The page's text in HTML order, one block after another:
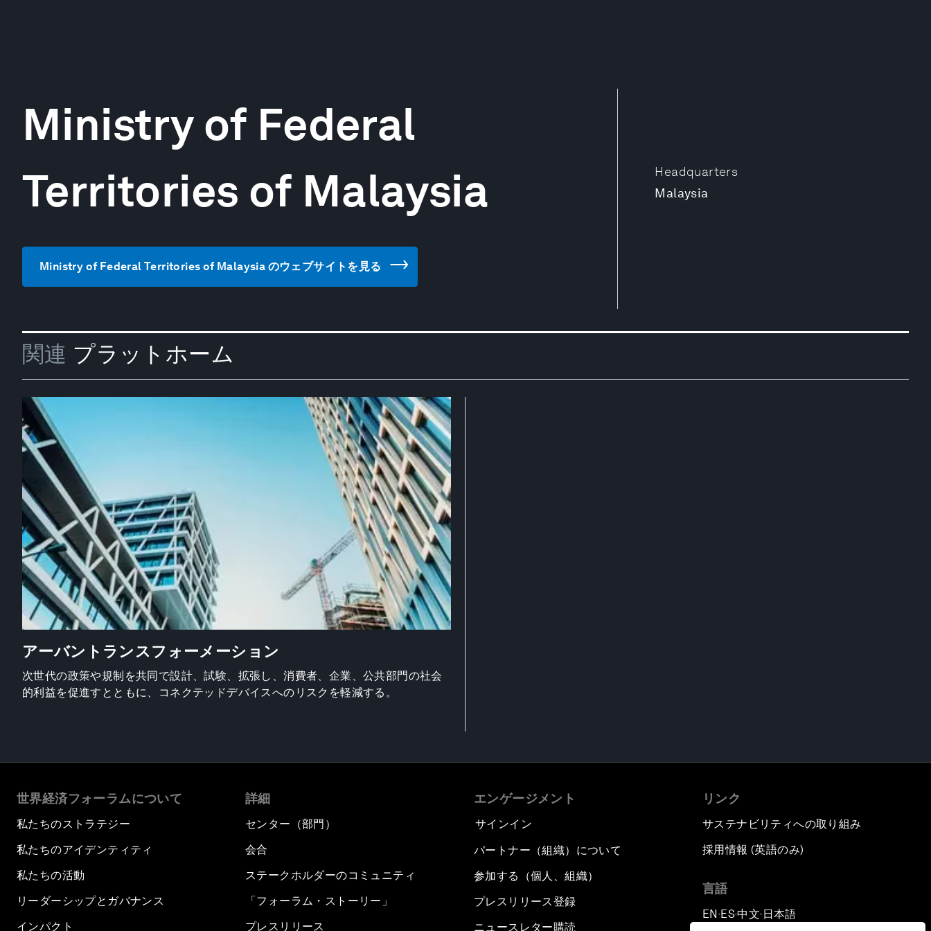
Headquarters
Malaysia
Ministry of Federal
Territories of Malaysia
Ministry of Federal Territories of Malaysia のウェブサイトを見る
関連 プラットホーム
アーバントランスフォーメーション
次世代の政策や規制を共同で設計、試験、拡張し、消費者、企業、公共部門の社会
的利益を促進すとともに、コネクテッドデバイスへのリスクを軽減する。
世界経済フォーラムについて
私たちのストラテジー
私たちのアイデンティティ
私たちの活動
リーダーシップとガバナンス
インパクト
詳細
センター（部門）
会合
ステークホルダーのコミュニティ
「フォーラム・ストーリー」
プレスリリース
エンゲージメント
サインイン
パートナー（組織）について
参加する（個人、組織）
プレスリリース登録
ニュースレター購読
リンク
サステナビリティへの取り組み
採用情報 (英語のみ)
言語
EN ▪ES▪中文▪ 日本語